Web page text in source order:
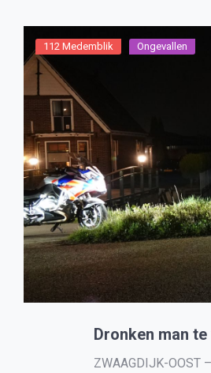
112 Medemblik Ongevallen
Dronken man
ZWAAGDIJK-OOST